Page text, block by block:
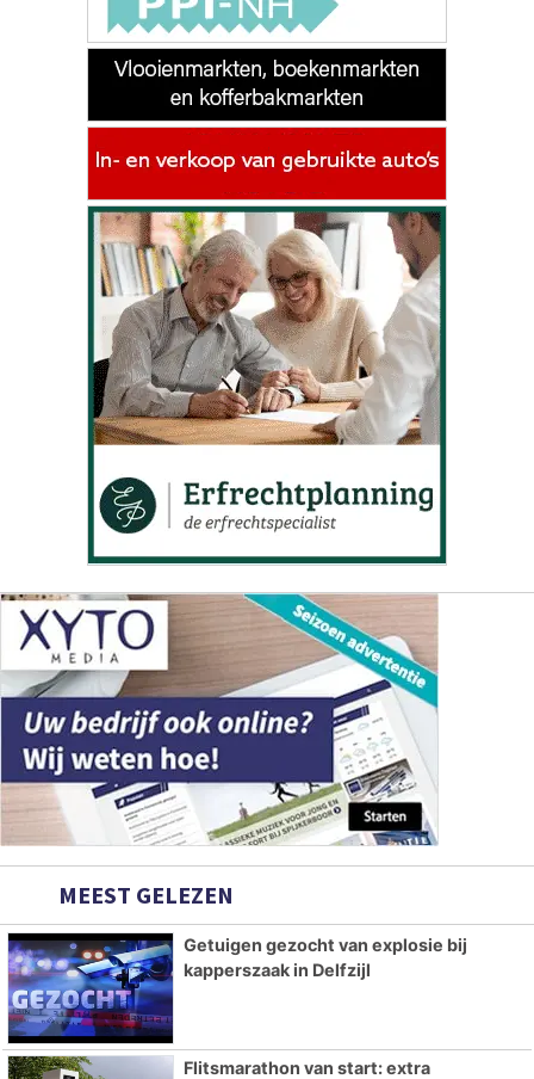
MEEST GELEZEN
Getuigen gezocht van explosie bij
kapperszaak in Delfzijl
Flitsmarathon van start: extra